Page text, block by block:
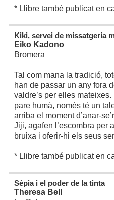
* Llibre també publicat en
Kiki, servei de missatgeria
Eiko Kadono
Bromera
Tal com mana la tradició,
han de passar un any fora
valdre’s per elles
pare humà, només té un
arriba el moment d’anar-
Jiji, agafen l’escombra per
bruixa i oferir-hi els seus
* Llibre també publicat en
Sèpia i el poder de la tinta
Theresa Bell